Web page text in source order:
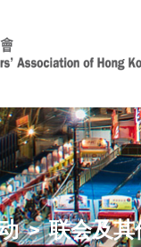
联会及其